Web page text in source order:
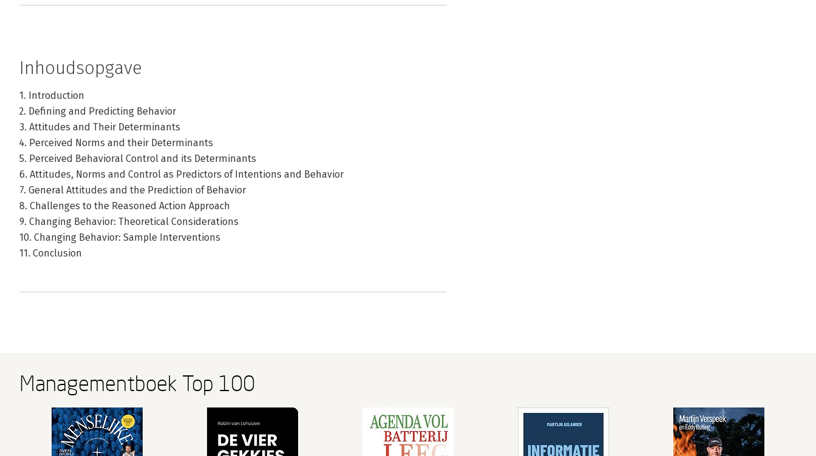
Inhoudsopgave
1. Introduction
2. Defining and Predicting Behavior
3. Attitudes and Their Determinants
4. Perceived Norms and their Determinants
5. Perceived Behavioral Control and its Determinants
6. Attitudes, Norms and Control as Predictors of Intentions and Behavior
7. General Attitudes and the Prediction of Behavior
8. Challenges to the Reasoned Action Approach
9. Changing Behavior: Theoretical Considerations
10. Changing Behavior: Sample Interventions
11. Conclusion
Managementboek Top 100